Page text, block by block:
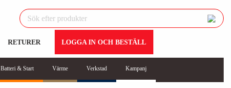
RETURER LOGGA IN OCH BESTÄLL
Batteri & Start Värme Verkstad Kampanj